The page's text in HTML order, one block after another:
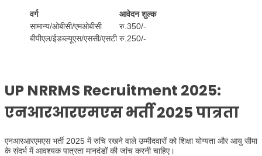
वर्ग
आवेदन शुल्क
सामान्य/ओबीसी/एमओबीसी
रु.350/-
बीपीएल/ईडब्ल्यूएस/एससी/एसटी रु.250/-
UP NRRMS Recruitment 2025:
एनआरआरएमएस भर्ती 2025 पात्रता
एनआरआरएमएस भर्ती 2025 में रुचि रखने वाले उम्मीदवारों को शिक्षा योग्यता और आयु सीमा
के संदर्भ में आवश्यक पात्रता मानदंडों की जांच करनी चाहिए।